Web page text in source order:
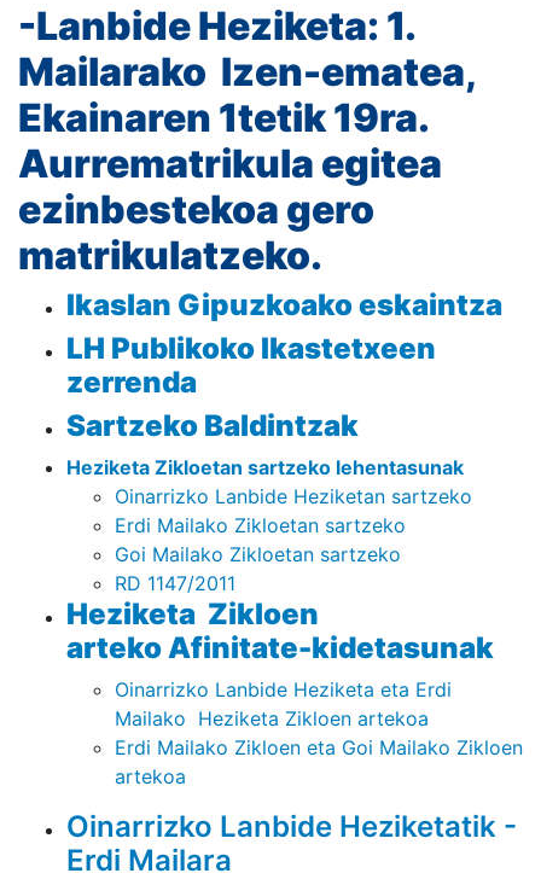
-Lanbide Heziketa: 1.
Mailarako Izen-ematea,
Ekainaren 1tetik 19ra.
Aurrematrikula egitea
ezinbestekoa gero
matrikulatzeko.
Ikaslan Gipuzkoako eskaintza
LH Publikoko Ikastetxeen
zerrenda
Sartzeko Baldintzak
Heziketa Zikloetan sartzeko lehentasunak
Oinarrizko Lanbide Heziketan sartzeko
Erdi Mailako Zikloetan sartzeko
Goi Mailako Zikloetan sartzeko
RD 1147/2011
Heziketa Zikloen
arteko Afinitate-kidetasunak
Oinarrizko Lanbide Heziketa eta Erdi
Mailako Heziketa Zikloen artekoa
Erdi Mailako Zikloen eta Goi Mailako Zikloen
artekoa
Oinarrizko Lanbide Heziketatik -
Erdi Mailara